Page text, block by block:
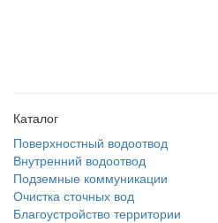
Каталог
Поверхностный водоотвод
Внутренний водоотвод
Подземные коммуникации
Очистка сточных вод
Благоустройство территории